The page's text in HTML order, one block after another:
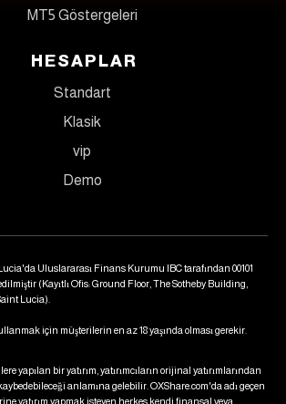
MT5 Göstergeleri
HESAPLAR
Standart
Klasik
vip
Demo
Uluslararası Finans Kurumu IBC tarafından 00101
(Kayıtlı Ofis: Ground Floor, The Sotheby Building,
Lucia).
için müşterilerin en az 18 yaşında olması gerekir.
yapılan bir yatırım, yatırımcıların orijinal yatırımlarından
anlamına gelebilir. OXShare.com'da adı geçen
yatırım yapmak isteyen herkes kendi finansal veya